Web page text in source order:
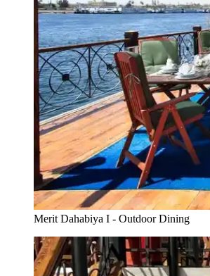
Merit Dahabiya I - Outdoor Dining